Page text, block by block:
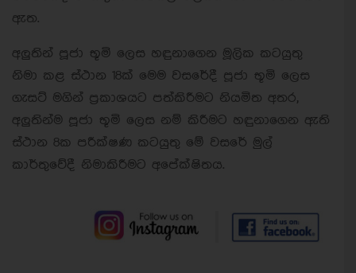
ඇත.
අලුතින් පූජා භූමි ලෙස හඳුනාගෙන මූලික කටයුතු
නිමා කළ ස්ථාන 18ක් මෙම වසරේදී පූජා භූමි ලෙස
ගැසට් මගින් ප්‍රකාශයට පත්කිරීමට නියමිත අතර,
අලුතින්ම පූජා භූමි ලෙස නම් කිරීමට හඳුනාගෙන ඇති
ස්ථාන 8ක පරීක්ෂණ කටයුතු මේ වසරේ මුල්
කාර්තුවේදී නිමාකිරීමට අපේක්ෂිතය.